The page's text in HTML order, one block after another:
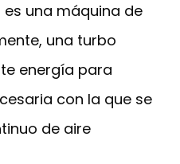
una máquina de
una turbo
energía para
con la que se
de aire